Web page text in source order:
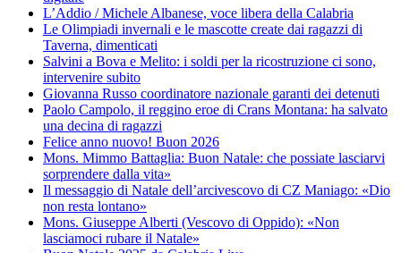
L’Addio / Michele Albanese, voce libera della Calabria
Le Olimpiadi invernali e le mascotte create dai ragazzi di
Taverna, dimenticati
Salvini a Bova e Melito: i soldi per la ricostruzione ci sono,
intervenire subito
Giovanna Russo coordinatore nazionale garanti dei detenuti
Paolo Campolo, il reggino eroe di Crans Montana: ha salvato
una decina di ragazzi
Felice anno nuovo! Buon 2026
Mons. Mimmo Battaglia: Buon Natale: che possiate lasciarvi
sorprendere dalla vita»
Il messaggio di Natale dell’arcivescovo di CZ Maniago: «Dio
non resta lontano»
Mons. Giuseppe Alberti (Vescovo di Oppido): «Non
lasciamoci rubare il Natale»